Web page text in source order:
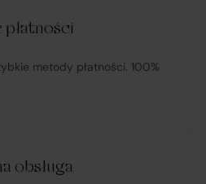
płatności
metody płatności. 100%
obsługa